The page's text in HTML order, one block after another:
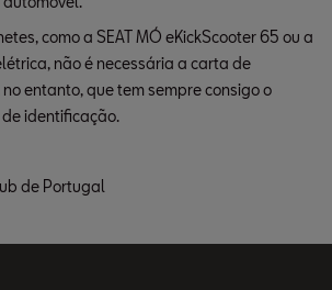
como a SEAT MÓ eKickScooter 65 ou a
não é necessária a carta de
entanto, que tem sempre consigo o
identificação.
de Portugal